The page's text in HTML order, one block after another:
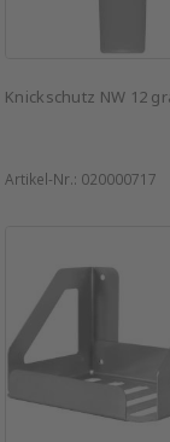
Knickschutz NW 12
Artikel-Nr.: 020000717